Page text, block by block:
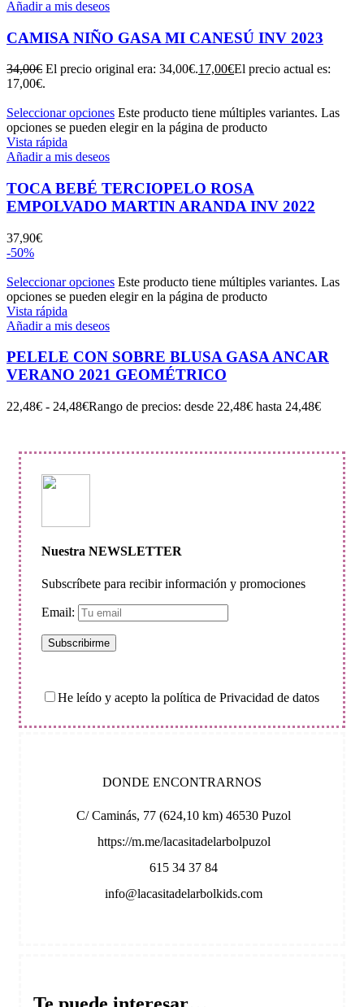
Añadir a mis deseos
CAMISA NIÑO GASA MI CANESÚ INV 2023
34,00€ El precio original era: 34,00€.17,00€El precio actual es:
17,00€.
Seleccionar opciones Este producto tiene múltiples variantes. Las
opciones se pueden elegir en la página de producto
Vista rápida
Añadir a mis deseos
TOCA BEBÉ TERCIOPELO ROSA
EMPOLVADO MARTIN ARANDA INV 2022
37,90€
-50%
Seleccionar opciones Este producto tiene múltiples variantes. Las
opciones se pueden elegir en la página de producto
Vista rápida
Añadir a mis deseos
PELELE CON SOBRE BLUSA GASA ANCAR
VERANO 2021 GEOMÉTRICO
22,48€ - 24,48€Rango de precios: desde 22,48€ hasta 24,48€
Nuestra NEWSLETTER
Subscríbete para recibir información y promociones
Email:
He leído y acepto la política de Privacidad de datos
DONDE ENCONTRARNOS
C/ Caminás, 77 (624,10 km) 46530 Puzol
https://m.me/lacasitadelarbolpuzol
615 34 37 84
info@lacasitadelarbolkids.com